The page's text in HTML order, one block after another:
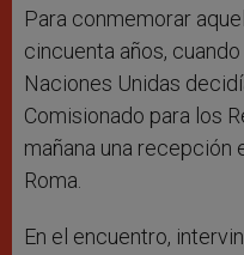
Para conmemorar
cincuenta años,
Naciones Unidas
Comisionado para los
mañana una recepción
Roma.
En el encuentro,